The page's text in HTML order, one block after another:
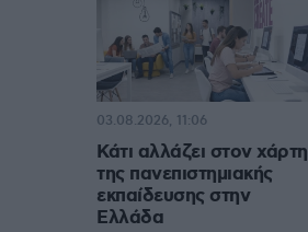
Κάτι αλλάζει στον χάρτη
της πανεπιστημιακής
εκπαίδευσης στην
Ελλάδα
03.08.2026, 11:06